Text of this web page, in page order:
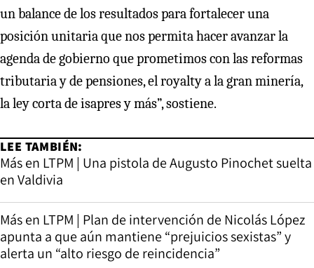
un balance de los resultados para fortalecer una
posición unitaria que nos permita hacer avanzar la
agenda de gobierno que prometimos con las reformas
tributaria y de pensiones, el royalty a la gran minería,
la ley corta de isapres y más”, sostiene.
LEE TAMBIÉN:
Más en LTPM | Una pistola de Augusto Pinochet suelta
en Valdivia
Más en LTPM | Plan de intervención de Nicolás López
apunta a que aún mantiene “prejuicios sexistas” y
alerta un “alto riesgo de reincidencia”